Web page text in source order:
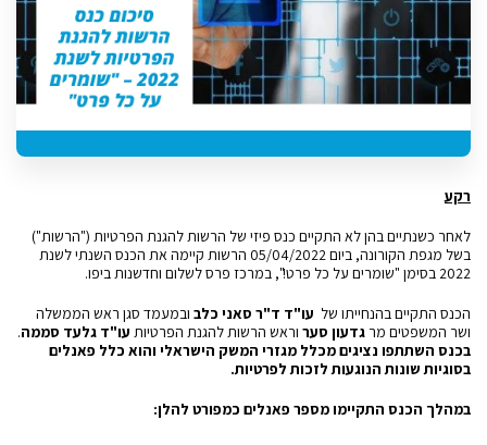
רקע
לאחר כשנתיים בהן לא התקיים כנס פיזי של הרשות להגנת הפרטיות ("הרשות")
בשל מגפת הקורונה, ביום 05/04/2022 הרשות קיימה את הכנס השנתי לשנת
2022 בסימן "שומרים על כל פרט!", במרכז פרס לשלום וחדשנות ביפו.
הכנס התקיים בהנחייתו של עו"ד ד"ר סאני כלב ובמעמד סגן ראש הממשלה
ושר המשפטים מרגדעון סער וראש הרשות להגנת הפרטיות עו"ד גלעד סממה.
בכנס השתתפו נציגים מכלל מגזרי המשק הישראלי והוא כלל פאנלים
בסוגיות שונות הנוגעות לזכות לפרטיות.
במהלך הכנס התקיימו מספר פאנלים כמפורט להלן: